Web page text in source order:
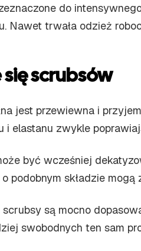
do
Nawet trwała odzież
scrubsów
jest przewiewna i
elastanu zwykle
być wcześniej
składzie
są mocno
swobodnych ten sam